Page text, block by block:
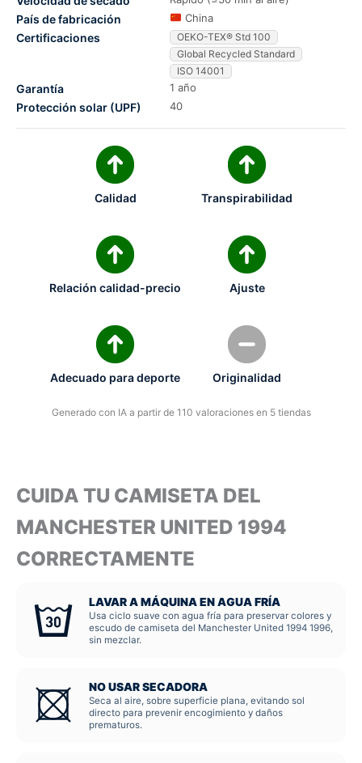
País de fabricación China
Certificaciones
OEKO-TEX® Std 100
Global Recycled Standard
ISO 14001
Garantía 1 año
Protección solar (UPF) 40
Calidad Transpirabilidad
Relación calidad-precio Ajuste
Adecuado para deporte Originalidad
Generado con IA a partir de 110 valoraciones en 5 tiendas
CUIDA TU CAMISETA DEL
MANCHESTER UNITED 1994
CORRECTAMENTE
LAVAR A MÁQUINA EN AGUA FRÍA
Usa ciclo suave con agua fría para preservar colores y
escudo de camiseta del Manchester United 1994 1996,
sin mezclar.
NO USAR SECADORA
Seca al aire, sobre superficie plana, evitando sol
directo para prevenir encogimiento y daños
prematuros.